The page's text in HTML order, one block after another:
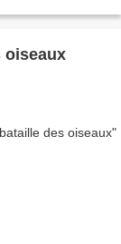
oiseaux